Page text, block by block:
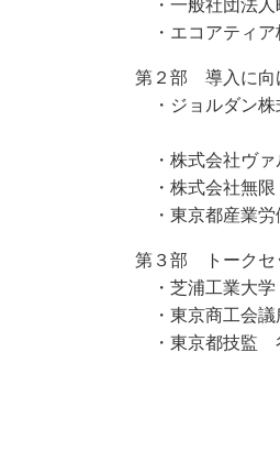
・エコアティ
第２部 導入に向
・ジョルダン
・株式会社ヴ
・株式会社無
・東京都産業
第３部 トークセ
・芝浦工業
・東京商工会
・東京都技監